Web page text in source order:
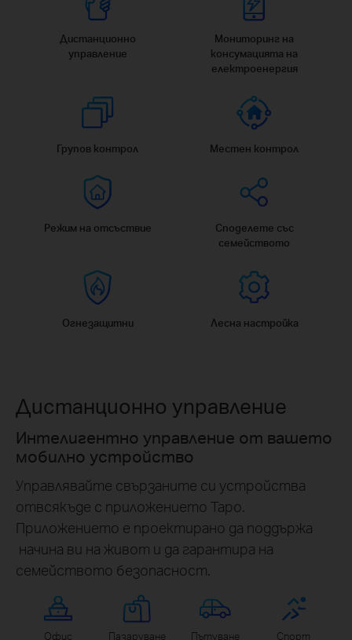
Дистанционно
управление
Мониторинг на
консумацията на
електроенергия
Групов контрол Местен контрол
Режим на отсъствие
Споделете със
семейството
Огнезащитни Лесна настройка
Дистанционно управление
Интелигентно управление от вашето
мобилно устройство
Управлявайте свързаните си устройства
отвсякъде с приложението Tapo.
Приложението е проектирано да поддържа
начина ви на живот и да гарантира на
семейството безопасност.
Офис Пазаруване Пътуване Спорт